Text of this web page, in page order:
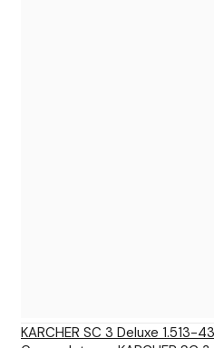
KARCHER SC 3 Deluxe 1.513-